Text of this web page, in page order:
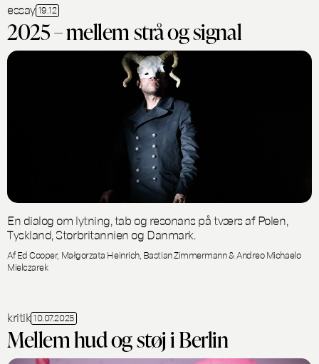
essay 19.12
2025 – mellem strå og signal
En dialog om lytning, tab og resonans på tværs af Polen,
Tyskland, Storbritannien og Danmark.
Af Ed Cooper, Małgorzata Heinrich, Bastian Zimmermann & Andreo Michaelo
Mielczarek
kritik 10.07.2025
Mellem hud og støj i Berlin